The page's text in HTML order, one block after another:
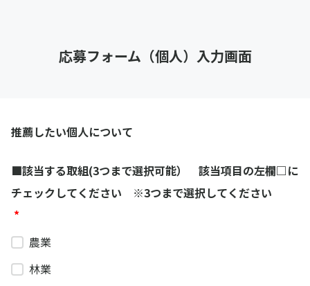
応募フォーム（個人）入力画面
推薦したい個人について
■該当する取組(3つまで選択可能） 該当項目の左欄□に
チェックしてください ※3つまで選択してください
*
農業
林業